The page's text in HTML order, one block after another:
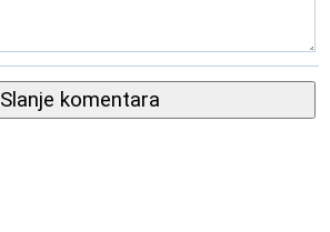
Slanje komentara